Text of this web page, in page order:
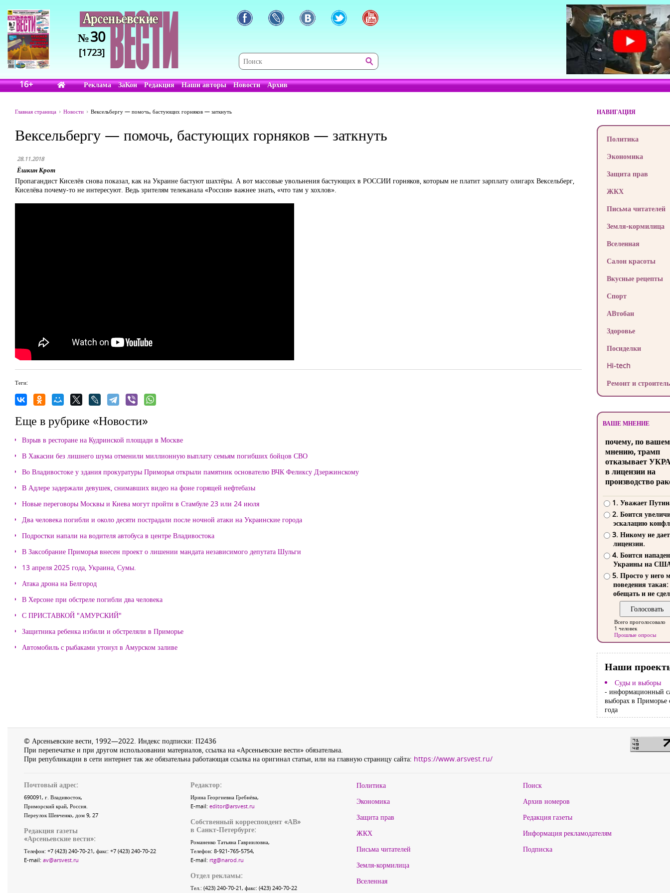
№30
[1723]
16+ Реклама ЗаКон Редакция Наши авторы Новости Архив
Главная страница Новости Вексельбергу — помочь, бастующих горняков — заткнуть
Вексельбергу — помочь, бастующих горняков — заткнуть
28.11.2018
Ёшкин Крот
Пропагандист Киселёв снова показал, как на Украине бастуют шахтёры. А вот массовые увольнения бастующих в РОССИИ горняков, которым не платит зарплату олигарх Вексельберг,
Киселёва почему-то не интересуют. Ведь зрителям телеканала «Россия» важнее знать, «что там у хохлов».
Теги:
Еще в рубрике «Новости»
Взрыв в ресторане на Кудринской площади в Москве
В Хакасии без лишнего шума отменили миллионную выплату семьям погибших бойцов СВО
Во Владивостоке у здания прокуратуры Приморья открыли памятник основателю ВЧК Феликсу Дзержинскому
В Адлере задержали девушек, снимавших видео на фоне горящей нефтебазы
Новые переговоры Москвы и Киева могут пройти в Стамбуле 23 или 24 июля
Два человека погибли и около десяти пострадали после ночной атаки на Украинские города
Подростки напали на водителя автобуса в центре Владивостока
В Заксобрание Приморья внесен проект о лишении мандата независимого депутата Шульги
13 апреля 2025 года, Украина, Сумы.
Атака дрона на Белгород
В Херсоне при обстреле погибли два человека
С ПРИСТАВКОЙ "АМУРСКИЙ"
Защитника ребенка избили и обстреляли в Приморье
Автомобиль с рыбаками утонул в Амурском заливе
НАВИГАЦИЯ
Политика
Экономика
Защита прав
ЖКХ
Письма читателей
Земля-кормилица
Вселенная
Салон красоты
Вкусные рецепты
Спорт
АВтобан
Здоровье
Посиделки
Hi-tech
Ремонт и
ВАШЕ МНЕНИЕ
почему, по
мнению, трамп
отказывает
в лицензии на
производство
1. Уважает
2. Боится
эскалацию
3. Никому не
лицензии.
4. Боится
Украины на
5. Просто у него
поведения такая:
обещать и не
Всего проголосовало
1 человек
Прошлые опросы
Наши
Суды и выборы
- информационный
выборах в Приморье
года
© Арсеньевские вести, 1992—2022. Индекс подписки: П2436
При перепечатке и при другом использовании материалов, ссылка на «Арсеньевские вести» обязательна.
При републикации в сети интернет так же обязательна работающая ссылка на оригинал статьи, или на главную страницу сайта: https://www.arsvest.ru/
Почтовый адрес:
690091, г. Владивосток,
Приморский край, Россия.
Переулок Шевченко, дом 9, 27
Редакция газеты
«Арсеньевские вести»:
Телефон: +7 (423) 240-70-21, факс: +7 (423) 240-70-22
E-mail: av@arsvest.ru
Редактор:
Ирина Георгиевна Гребнёва,
E-mail: editor@arsvest.ru
Собственный корреспондент «АВ»
в Санкт-Петербурге:
Романенко Татьяна Гаврииловна,
Телефон: 8-921-765-5754,
E-mail: rtg@narod.ru
Отдел рекламы:
Тел.: (423) 240-70-21, факс: (423) 240-70-22
Политика
Экономика
Защита прав
ЖКХ
Письма читателей
Земля-кормилица
Вселенная
Поиск
Архив номеров
Редакция газеты
Информация рекламодателям
Подписка